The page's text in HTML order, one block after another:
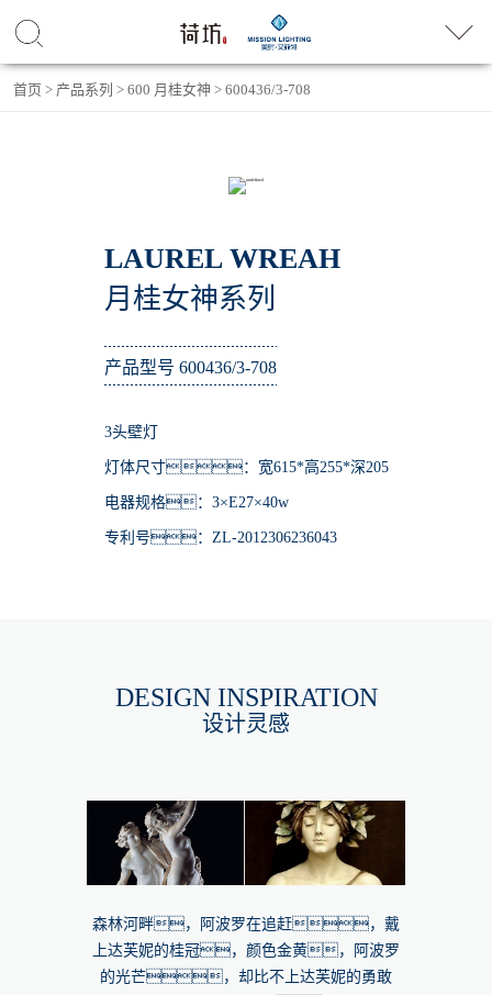
首页 > 产品系列 > 600 月桂女神 > 600436/3-708
LAUREL WREAH
月桂女神系列
产品型号 600436/3-708
3头壁灯
灯体尺寸：宽615*高255*深205
电器规格：3×E27×40w
专利号：ZL-2012306236043
DESIGN INSPIRATION
设计灵感
森林河畔，阿波罗在追赶，戴
上达芙妮的桂冠，颜色金黄，阿波罗
的光芒，却比不上达芙妮的勇敢